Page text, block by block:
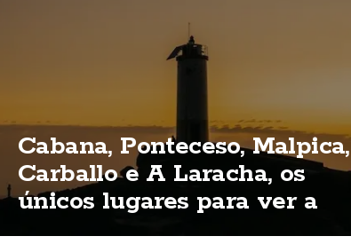
Cabana, Ponteceso, Malpica,
Carballo e A Laracha, os
únicos lugares para ver a
eclipse total na Costa da